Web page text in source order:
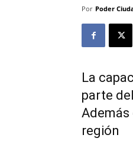
Por Poder
La
parte
región